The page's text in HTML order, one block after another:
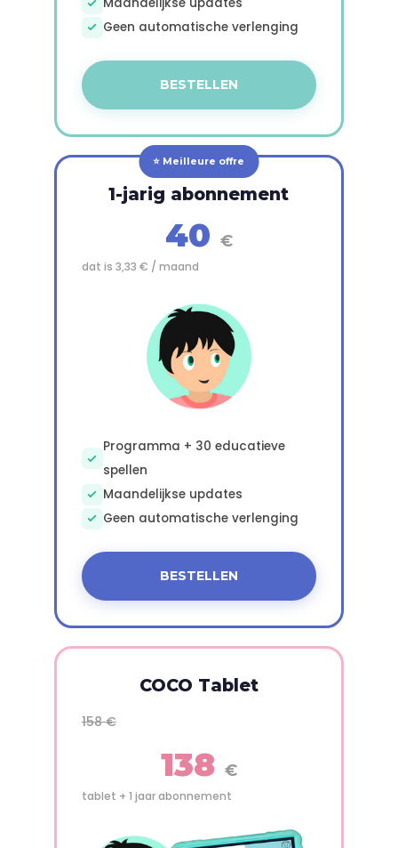
Geen automatische verlenging
BESTELLEN
1-jarig abonnement
40 €
dat is 3,33 € / maand
Programma + 30 educatieve
spellen
Maandelijkse updates
Geen automatische verlenging
BESTELLEN
COCO Tablet
158 €
138 €
tablet + 1 jaar abonnement